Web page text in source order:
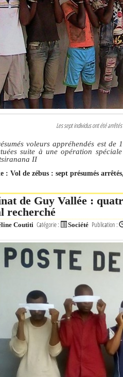
Les sept individus ont été
voleurs appréhendés est
suite à une opération
II
: Vol de zébus : sept présumés
de Guy Vallée :
recherché
Coutiti Catégorie : Société Publication :